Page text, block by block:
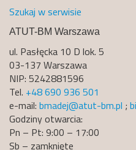
Szukaj w serwisie
ATUT-BM Warszawa
ul. Pasłęcka 10 D lok. 5
03-137 Warszawa
NIP: 5242881596
Tel. +48 690 936 501
e-mail: bmadej@atut-bm.pl ;
Godziny otwarcia:
Pn – Pt: 9:00 – 17:00
Sb – zamknięte